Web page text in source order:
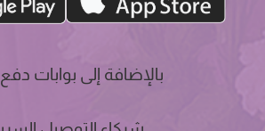
بالإضافة إلى بوابات